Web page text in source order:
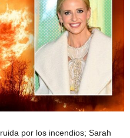
por los incendios; Sarah